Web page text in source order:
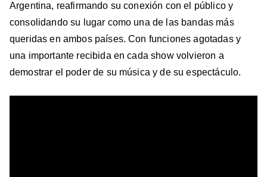
Argentina, reafirmando su conexión con el público y
consolidando su lugar como una de las bandas más
queridas en ambos países. Con funciones agotadas y
una importante recibida en cada show volvieron a
demostrar el poder de su música y de su espectáculo.